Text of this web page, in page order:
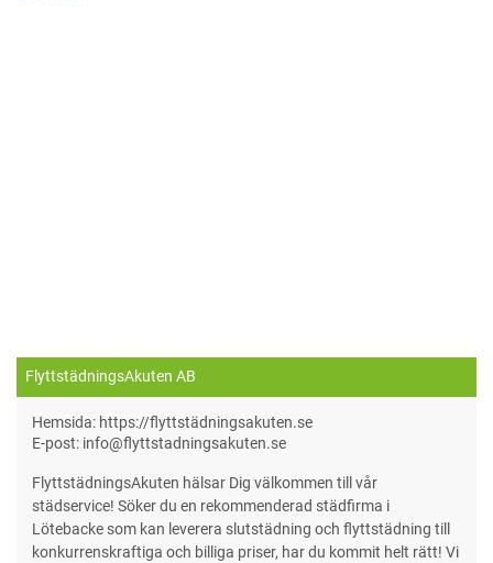
FlyttstädningsAkuten AB
Hemsida: https://flyttstädningsakuten.se
E-post: info@flyttstadningsakuten.se
FlyttstädningsAkuten hälsar Dig välkommen till vår
städservice! Söker du en rekommenderad städfirma i
Lötebacke som kan leverera slutstädning och flyttstädning till
konkurrenskraftiga och billiga priser, har du kommit helt rätt! Vi